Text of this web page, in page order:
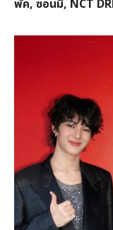
พัค, ซอนมี, NCT